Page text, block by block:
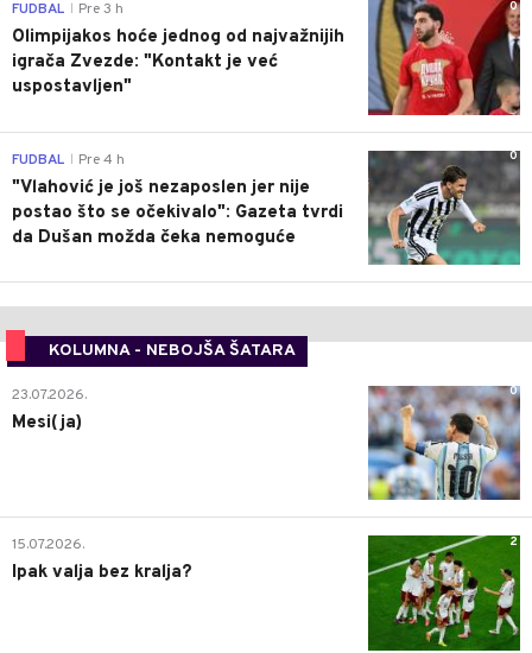
0
FUDBAL Pre 3 h
Olimpijakos hoće jednog od najvažnijih
igrača Zvezde: "Kontakt je već
uspostavljen"
0
FUDBAL Pre 4 h
"Vlahović je još nezaposlen jer nije
postao što se očekivalo": Gazeta tvrdi
da Dušan možda čeka nemoguće
KOLUMNA - NEBOJŠA ŠATARA
0
23.07.2026.
Mesi(ja)
2
15.07.2026.
Ipak valja bez kralja?